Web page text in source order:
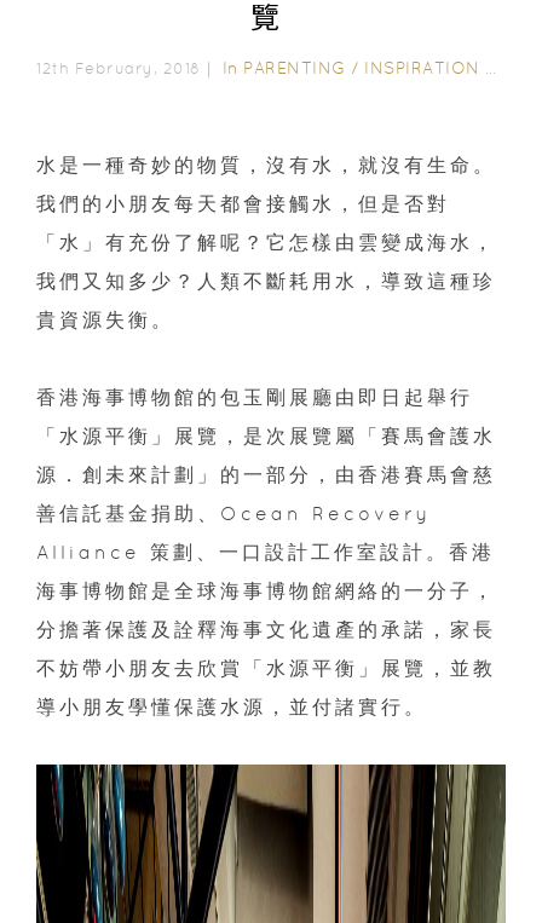
覽
12th February, 2018｜ In PARENTING / INSPIRATION & LIFESTYLE
水是一種奇妙的物質，沒有水，就沒有生命。
我們的小朋友每天都會接觸水，但是否對
「水」有充份了解呢？它怎樣由雲變成海水，
我們又知多少？人類不斷耗用水，導致這種珍
貴資源失衡。
香港海事博物館的包玉剛展廳由即日起舉行
「水源平衡」展覽，是次展覽屬「賽馬會護水
源．創未來計劃」的一部分，由香港賽馬會慈
善信託基金捐助、Ocean Recovery
Alliance 策劃、一口設計工作室設計。香港
海事博物館是全球海事博物館網絡的一分子，
分擔著保護及詮釋海事文化遺產的承諾，家長
不妨帶小朋友去欣賞「水源平衡」展覽，並教
導小朋友學懂保護水源，並付諸實行。